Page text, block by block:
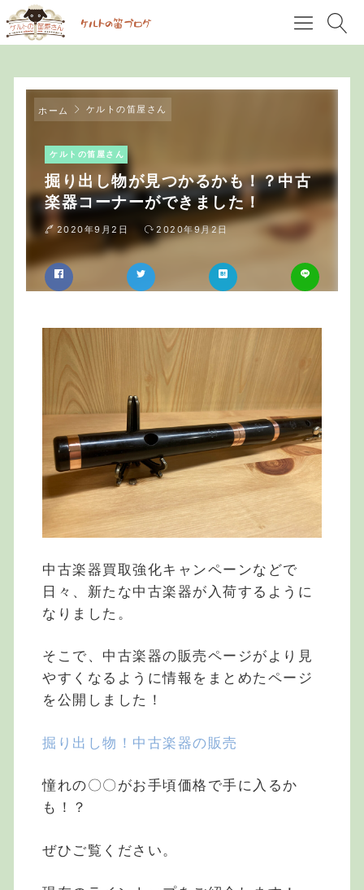
ホーム ケルトの笛屋さん
ケルトの笛屋さん
掘り出し物が見つかるかも！？中古
楽器コーナーができました！
2020年9月2日 2020年9月2日
中古楽器買取強化キャンペーンなどで
日々、新たな中古楽器が入荷するように
なりました。
そこで、中古楽器の販売ページがより見
やすくなるように情報をまとめたページ
を公開しました！
掘り出し物！中古楽器の販売
憧れの〇〇がお手頃価格で手に入るか
も！？
ぜひご覧ください。